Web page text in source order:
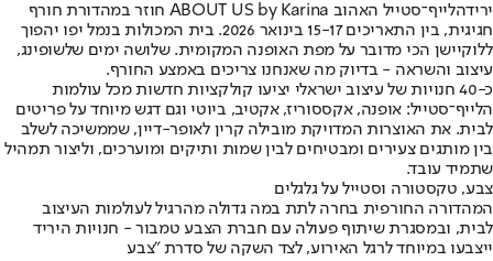
יריד
הלייף־סטייל האהוב ABOUT US by Karina חוזר במהדורת חורף
חגיגית, בין התאריכים 15-17 בינואר 2026. בית המכולות בנמל יפו יהפוך
ללוקיישן הכי מדובר על מפת האופנה המקומית. שלושה ימים שלשופינג,
עיצוב והשראה - בדיוק מה שאנחנו צריכים באמצע החורף.
כ-40 חנויות של עיצוב ישראלי יציעו קולקציות חדשות מכל עולמות
הלייף־סטייל: אופנה, אקססוריז, אקטיב, ביוטי וגם דגש מיוחד על פריטים
לבית. את האוצרות המדויקת מובילה קרין לאופר-דיין, שממשיכה לשלב
בין מותגים צעירים ומבטיחים לבין שמות ותיקים ומוערכים, וליצור תמהיל
שתמיד עובד.
צבע, טקסטורה וסטייל על גלגלים
המהדורה החורפית בחרה לתת במה גדולה מהרגיל לעולמות העיצוב
לבית, ובמסגרת שיתוף פעולה עם חברת הצבע טמבור - חנויות היריד
ייצבעו במיוחד לרגל האירוע, לצד השקה של סדרת "צבע